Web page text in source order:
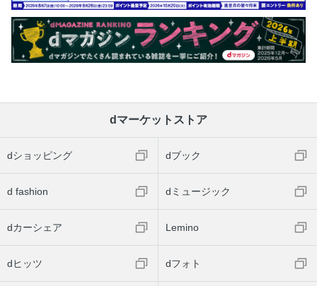
dマーケットストア
dショッピング dブック
d fashion dミュージック
dカーシェア Lemino
dヒッツ dフォト